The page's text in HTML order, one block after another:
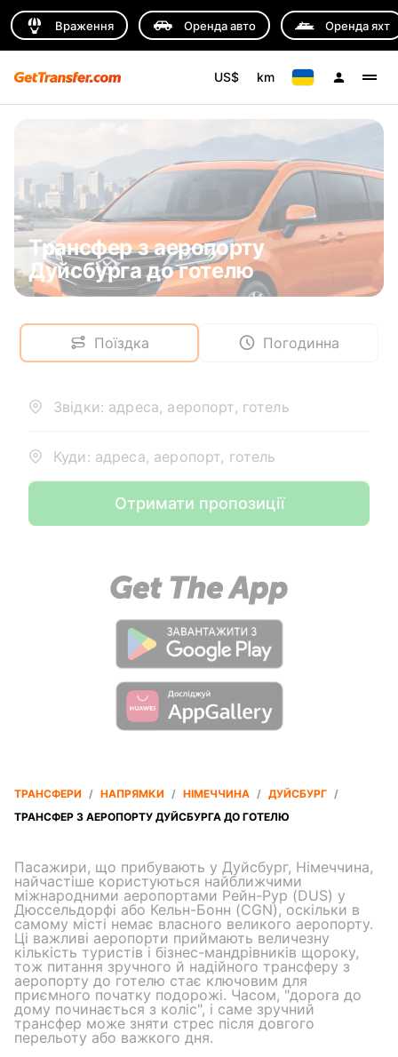
Враження Оренда авто Оренда яхт
US$ km
Трансфер з аеропорту
Дуйсбурга до готелю
Поїздка Погодинна
Звідки: адреса, аеропорт, готель
Куди: адреса, аеропорт, готель
Отримати пропозиції
ТРАНСФЕРИ / НАПРЯМКИ / НІМЕЧЧИНА / ДУЙСБУРГ /
ТРАНСФЕР З АЕРОПОРТУ ДУЙСБУРГА ДО ГОТЕЛЮ
Пасажири, що прибувають у Дуйсбург, Німеччина,
найчастіше користуються найближчими
міжнародними аеропортами Рейн-Рур (DUS) у
Дюссельдорфі або Кельн-Бонн (CGN), оскільки в
самому місті немає власного великого аеропорту.
Ці важливі аеропорти приймають величезну
кількість туристів і бізнес-мандрівників щороку,
тож питання зручного й надійного трансферу з
аеропорту до готелю стає ключовим для
приємного початку подорожі. Часом, "дорога до
дому починається з коліс", і саме зручний
трансфер може зняти стрес після довгого
перельоту або важкого дня.